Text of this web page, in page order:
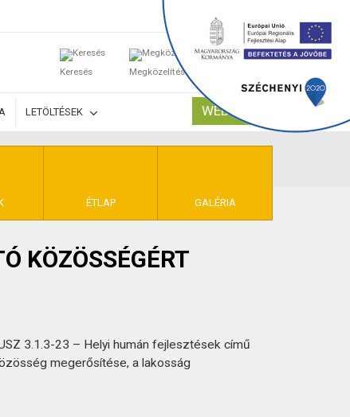
Keresés Megközelítés
0
LETÖLTÉSEK WEBSHOP
ÉTLAP GALÉRIA
KÖZÖSSÉGÉRT
3.1.3-23 – Helyi humán fejlesztések című
megerősítése, a lakosság